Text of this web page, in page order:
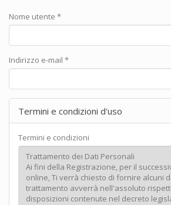
Nome utente *
Indirizzo e-mail *
Termini e condizioni d'uso
Termini e condizioni